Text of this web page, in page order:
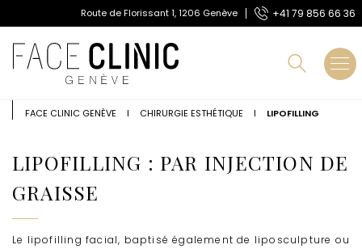
l
Route de Florissant 1, 1206 Genève
+41 79 856 66 36
+41 79 856 66 36
FACE CLINIC GENÈVE I CHIRURGIE ESTHÉTIQUE I LIPOFILLING
LIPOFILLING : PAR INJECTION DE
GRAISSE
Le lipofilling facial, baptisé également de liposculpture ou